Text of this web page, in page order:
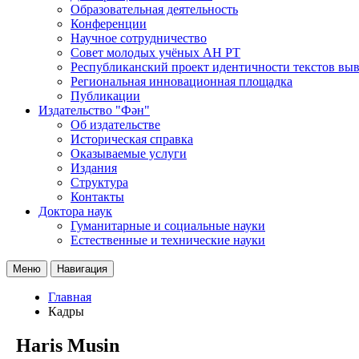
Образовательная деятельность
Конференции
Научное сотрудничество
Совет молодых учёных АН РТ
Республиканский проект идентичности текстов
Региональная инновационная площадка
Публикации
Издательство "Фән"
Об издательстве
Историческая справка
Оказываемые услуги
Издания
Структура
Контакты
Доктора наук
Гуманитарные и социальные науки
Естественные и технические науки
Меню Навигация
Главная
Кадры
Haris Musin